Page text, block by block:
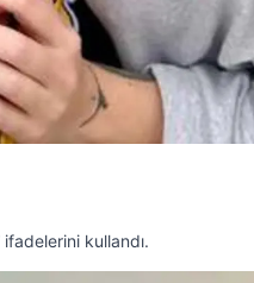
kullandı.